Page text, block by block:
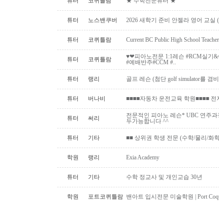
튜터 노스밴쿠버 2026 새학기 준비 안젤라 영어 교실
튜터 코퀴틀람 Current BC Public High School
튜터 코퀴틀람
♥️❤피아노전문 1:1레슨 #RCM실기
#예배반주#CCM #..
튜터 랭리 골프 레슨 (첨단 golf simulator를 겸
튜터 버나비 ■■■■자동차 운전교육 학원■■■■ 전
튜터 써리
전문적인 피아노 레슨* UBC 연주
두가능합니다 ^^
튜터 기타 ■■ 상위권 학생 전문 (수학/물리/화
학원 랭리 Exia Academy
튜터 기타 수학 정교사 및 개인교습 30년
학원 포트코퀴틀람 밴아트 입시전문 미술학원 | Port